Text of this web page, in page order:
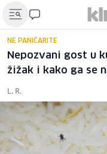
NE PANIČARITE
Nepozvani gost u
žižak i kako ga se
L. R.